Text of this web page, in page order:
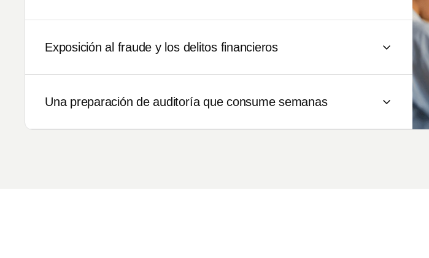
Exposición al fraude y los delitos financieros
vigilancia continua y alertas automatizadas, las amenazas aparecen
cuando el daño ya está hecho.
Una preparación de auditoría que consume semanas